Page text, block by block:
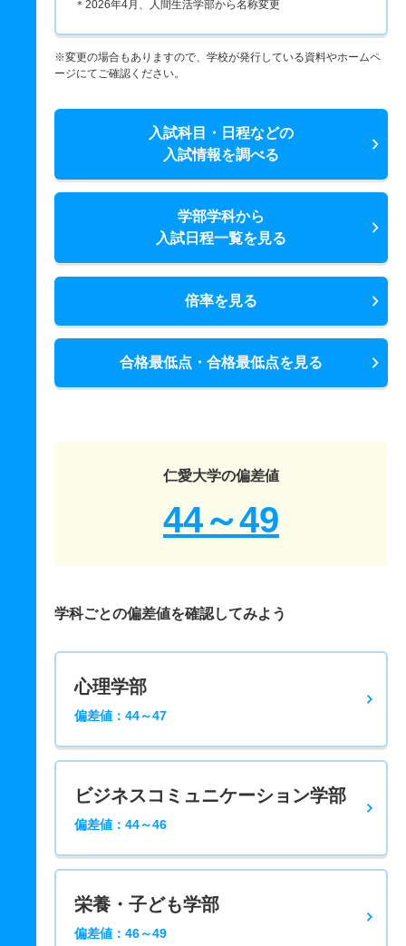
＊2026年4月、人間生活学部から名称変更
※変更の場合もありますので、学校が発行している資料やホームペ
ージにてご確認ください。
入試科目・日程などの
入試情報を調べる
学部学科から
入試日程一覧を見る
倍率を見る
合格最低点・合格最低点を見る
仁愛大学の偏差値
44～49
学科ごとの偏差値を確認してみよう
心理学部
偏差値：44～47
ビジネスコミュニケーション学部
偏差値：44～46
栄養・子ども学部
偏差値：46～49